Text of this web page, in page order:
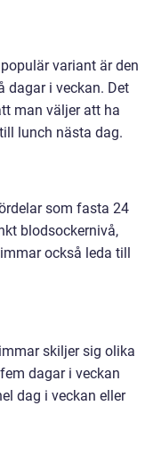
variant är den
dagar i veckan. Det
man väljer att ha
lunch nästa dag.
som fasta 24
blodsockernivå,
också leda till
skiljer sig olika
dagar i veckan
dag i veckan eller